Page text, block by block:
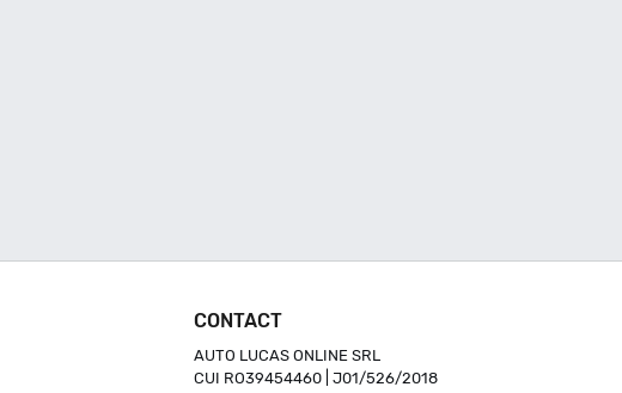
CONTACT
AUTO LUCAS ONLINE SRL
CUI RO39454460 | J01/526/2018